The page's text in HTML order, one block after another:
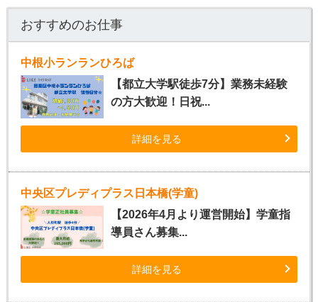
おすすめのお仕事
中根小ランランひろば
【都立大学駅徒歩7分】業務未経験
の方大歓迎！日祝...
詳細を見る
中央区プレディプラス日本橋(学童)
【2026年4月より運営開始】学童指
導員さん募集...
詳細を見る